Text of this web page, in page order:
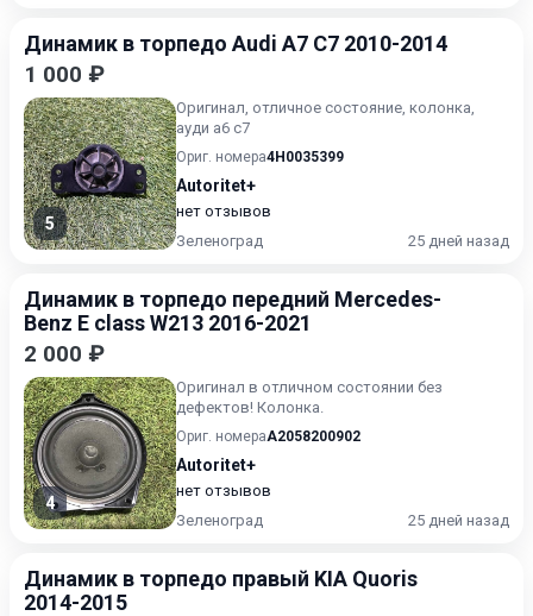
Динамик в торпедо Audi A7 C7 2010-2014
1 000 ₽
5
Оригинал, отличное состояние, колонка,
ауди а6 с7
Ориг. номера4H0035399
Autoritet+
нет отзывов
Зеленоград
25 дней назад
Динамик в торпедо передний Mercedes-
Benz E class W213 2016-2021
2 000 ₽
4
Оригинал в отличном состоянии без
дефектов! Колонка.
Ориг. номераA2058200902
Autoritet+
нет отзывов
Зеленоград
25 дней назад
Динамик в торпедо правый KIA Quoris
2014-2015